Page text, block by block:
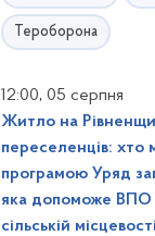
Тероборона
12:00, 05 серпня
Житло на
переселенців: хто
програмою Уряд
яка допоможе ВПО
сільській місцевості